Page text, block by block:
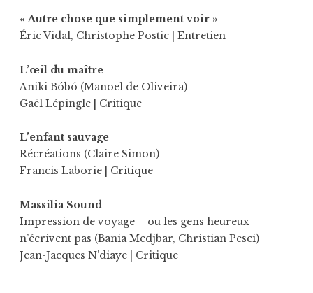
« Autre chose que simplement voir »
Éric Vidal, Christophe Postic | Entretien
L’œil du maître
Aniki Bóbó (Manoel de Oliveira)
Gaël Lépingle | Critique
L’enfant sauvage
Récréations (Claire Simon)
Francis Laborie | Critique
Massilia Sound
Impression de voyage – ou les gens heureux
n’écrivent pas (Bania Medjbar, Christian Pesci)
Jean-Jacques N’diaye | Critique